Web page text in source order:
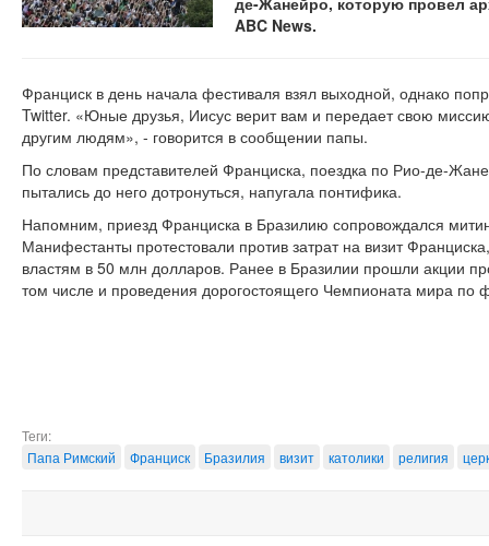
ABC News.
Франциск в день начала фестиваля взял выходной, однако
Twitter. «Юные друзья, Иисус верит вам и передает свою
другим людям», - говорится в сообщении папы.
По словам представителей Франциска, поездка по Рио-де-
пытались до него дотронуться, напугала понтифика.
Напомним, приезд Франциска в Бразилию сопровождался
Манифестанты протестовали против затрат на визит
властям в 50 млн долларов. Ранее в Бразилии прошли акции
том числе и проведения дорогостоящего Чемпионата мира по
Теги:
Папа Римский
Франциск Бразилия визит католики религия